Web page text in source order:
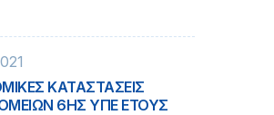
ΚΑΤΑΣΤΑΣΕΙΣ
6ΗΣ ΥΠΕ ΕΤΟΥΣ